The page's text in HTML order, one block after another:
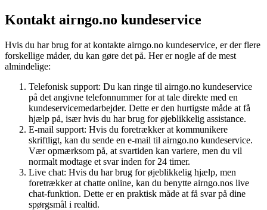
Kontakt airngo.no kundeservice
Hvis du har brug for at kontakte airngo.no kundeservice, er der flere
forskellige måder, du kan gøre det på. Her er nogle af de mest
almindelige:
Telefonisk support: Du kan ringe til airngo.no kundeservice
på det angivne telefonnummer for at tale direkte med en
kundeservicemedarbejder. Dette er den hurtigste måde at få
hjælp på, især hvis du har brug for øjeblikkelig assistance.
E-mail support: Hvis du foretrækker at kommunikere
skriftligt, kan du sende en e-mail til airngo.no kundeservice.
Vær opmærksom på, at svartiden kan variere, men du vil
normalt modtage et svar inden for 24 timer.
Live chat: Hvis du har brug for øjeblikkelig hjælp, men
foretrækker at chatte online, kan du benytte airngo.nos live
chat-funktion. Dette er en praktisk måde at få svar på dine
spørgsmål i realtid.